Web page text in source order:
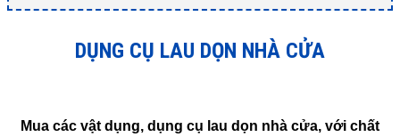
DỤNG CỤ LAU DỌN NHÀ CỬA
Mua các vật dụng, dụng cụ lau dọn nhà cửa, với chất